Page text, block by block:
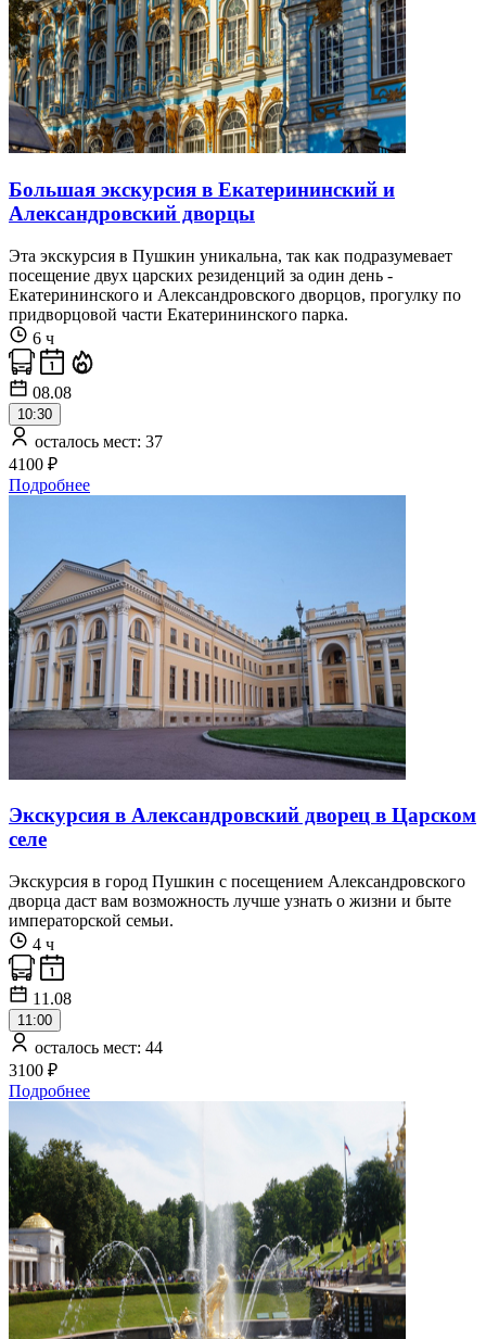
Большая экскурсия в Екатерининский и
Александровский дворцы
Эта экскурсия в Пушкин уникальна, так как подразумевает
посещение двух царских резиденций за один день -
Екатерининского и Александровского дворцов, прогулку по
придворцовой части Екатерининского парка.
6 ч
08.08
10:30
осталось мест: 37
4100 ₽
Подробнее
Экскурсия в Александровский дворец в Царском
селе
Экскурсия в город Пушкин с посещением Александровского
дворца даст вам возможность лучше узнать о жизни и быте
императорской семьи.
4 ч
11.08
11:00
осталось мест: 44
3100 ₽
Подробнее